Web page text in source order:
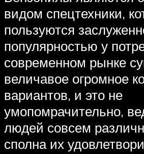
видом спецтехники,
пользуются
популярностью у
современном рынке
величавое огромное
вариантов, и это не
умопомрачительно,
людей совсем
сполна их